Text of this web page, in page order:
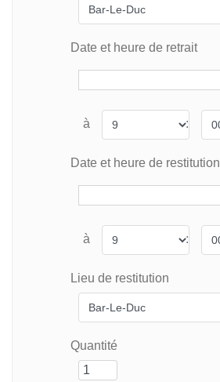
Date et heure de retrait
à :
Date et heure de restitution
à :
Lieu de restitution
Quantité